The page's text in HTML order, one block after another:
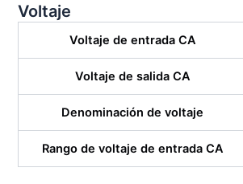
Voltaje
Voltaje de entrada CA
Voltaje de salida CA
Denominación de voltaje
Rango de voltaje de entrada CA